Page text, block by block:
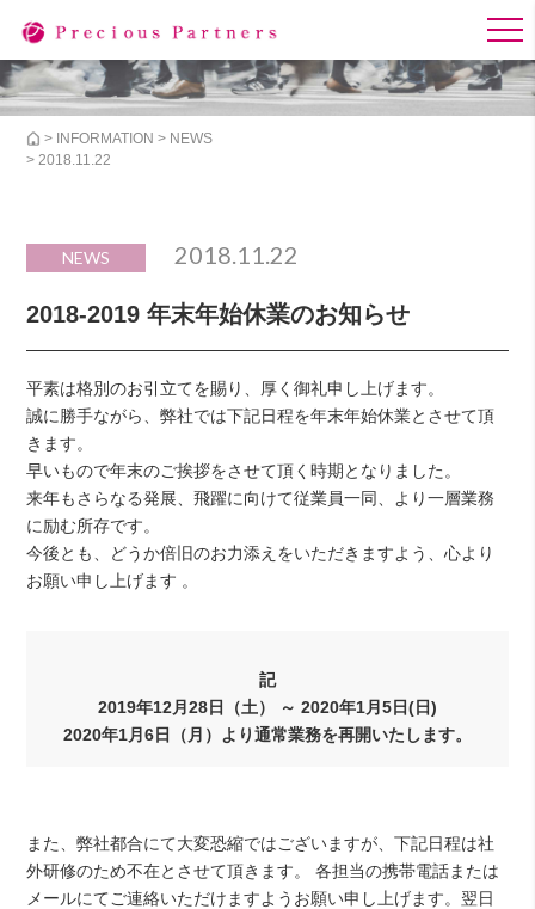
> INFORMATION > NEWS
> 2018.11.22
NEWS 2018.11.22
2018-2019 年末年始休業のお知らせ
平素は格別のお引立てを賜り、厚く御礼申し上げます。
誠に勝手ながら、弊社では下記日程を年末年始休業とさせて頂
きます。
早いもので年末のご挨拶をさせて頂く時期となりました。
来年もさらなる発展、飛躍に向けて従業員一同、より一層業務
に励む所存です。
今後とも、どうか倍旧のお力添えをいただきますよう、心より
お願い申し上げます 。
記
2019年12月28日（土） ～ 2020年1月5日(日)
2020年1月6日（月）より通常業務を再開いたします。
また、弊社都合にて大変恐縮ではございますが、下記日程は社
外研修のため不在とさせて頂きます。 各担当の携帯電話または
メールにてご連絡いただけますようお願い申し上げます。翌日